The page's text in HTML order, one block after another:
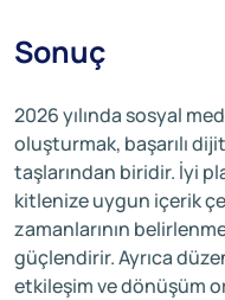
Sonuç
2026 yılında sosyal
oluşturmak, başarılı
taşlarından biridir. İyi
kitlenize uygun içerik
zamanlarının
güçlendirir. Ayrıca
etkileşim ve dönüşüm